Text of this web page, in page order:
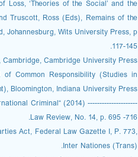
Loss, ‘Theories of the Social’ and the
Truscott, Ross (Eds), Remains of the
Johannesburg, Wits University Press, p.
117-145.
Cambridge University Press.
Common Responsibility (Studies in
Bloomington, Indiana University Press.
Criminal
Law Review, No. 14, p. 695 -716.
Act, Federal Law Gazette I, P. 773,
Inter Nationes (Trans).